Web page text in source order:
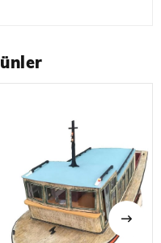
inç)
inç)
1.000 saaT
Soleil Royal modeliyle
. Dünya
ünite